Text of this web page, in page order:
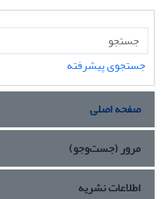
جستجوی پیشرفته
صفحه اصلی
مرور (جست‌وجو)
اطلاعات نشریه